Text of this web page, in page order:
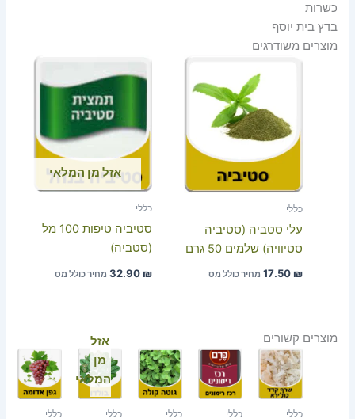
כשרות
בדץ בית יוסף
מוצרים משודרגים
כללי
עלי סטביה (סטיביה
סטיוויה) שלמים 50 גרם
17.50 ₪ מחיר כולל מס
אזל מן המלאי
כללי
סטיביה טיפות 100 מל
(סטביה)
32.90 ₪ מחיר כולל מס
מוצרים קשורים
כללי כללי כללי
אזל
מן
המלאי
כללי כללי